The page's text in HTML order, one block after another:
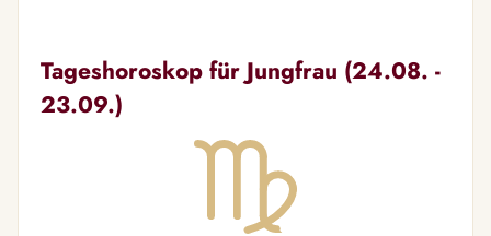
Tageshoroskop für Jungfrau (24.08. -
23.09.)